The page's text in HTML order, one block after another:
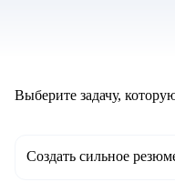
Выберите задачу,
Создать сильное